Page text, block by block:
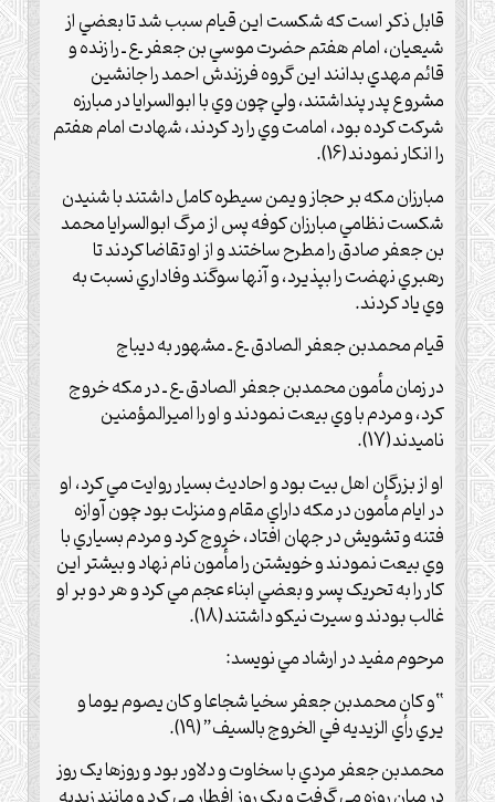
قابل ذکر است که شکست اين قيام سبب شد تا بعضي از
شيعيان، امام هفتم حضرت موسي بن جعفر ـ‌ع‌ ـ را زنده و
قائم مهدي بدانند اين گروه فرزندش احمد را جانشين
مشروع پدر پنداشتند، ولي چون وي با ابوالسرايا در مبارزه
شرکت کرده بود، امامت وي را رد کردند، شهادت امام هفتم
را انکار نمودند(16).
مبارزان مکه بر حجاز و يمن سيطره کامل داشتند با شنيدن
شکست نظامي مبارزان کوفه پس از مرگ ابوالسرايا محمد
بن جعفر صادق را مطرح ساختند و از او تقاضا کردند تا
رهبري نهضت را بپذيرد، و آنها سوگند وفاداري نسبت به
وي ياد کردند.
قيام محمد‌بن جعفر الصادق ـ‌ع‌ ـ مشهور به ديباج
در زمان مأمون محمد‌بن جعفر الصادق ـ‌ع‌ ـ در مکه خروج
کرد، و مردم با وي بيعت نمودند و او را اميرالمؤمنين
ناميدند(17).
او از بزرگان اهل بيت بود و احاديث بسيار روايت مي کرد، او
در ايام مأمون در مکه داراي مقام و منزلت بود چون آوازه
فتنه و تشويش در جهان افتاد، خروج کرد و مردم بسياري با
وي بيعت نمودند و خويشتن را مأمون نام نهاد و بيشتر اين
کار را به تحريک پسر و بعضي ابناء عجم مي کرد و هر دو بر او
غالب بودند و سيرت نيکو داشتند(18).
مرحوم مفيد در ارشاد مي نويسد:
“و کان محمد‌بن جعفر سخيا شجاعا و کان يصوم يوما و
يري رأي الزيديه في الخروج بالسيف”(19).
محمدبن جعفر مردي با سخاوت و دلاور بود و روزها يک روز